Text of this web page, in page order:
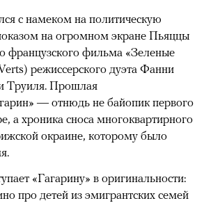
с намеком на политическую
на огромном экране Пьяццы
французского фильма «Зеленые
режиссерского дуэта Фанни
Труиля. Прошлая
— отнюдь не байопик первого
а хроника сноса многоквартирного
окраине, которому было
«Гагарину» в оригинальности:
про детей из эмигрантских семей